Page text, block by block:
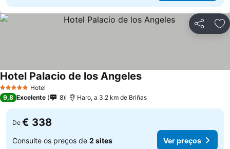
Partilhar
5 Estrelas Hotel
Hotel Palacio de los Angeles
9,8 Excelente 8 Haro, a 3.2 km de Briñas
De € 338
Consulte os preços de 2 sites Ver preços